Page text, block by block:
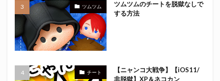
ツムツム
ツムツムのチートを脱獄なしで
する方法
チート
【ニャンコ大戦争】【iOS11/
非脱獄】XP＆ネコカン